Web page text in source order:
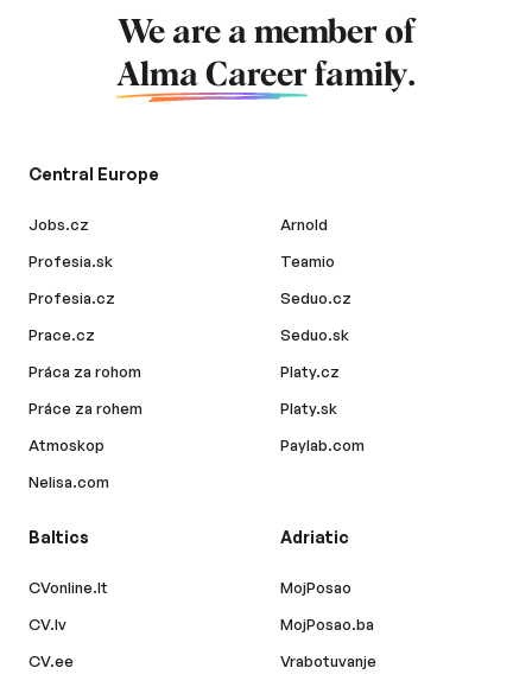
We are a member of
Alma Career family.
Central Europe
Jobs.cz
Profesia.sk
Profesia.cz
Prace.cz
Práca za rohom
Práce za rohem
Atmoskop
Nelisa.com
Arnold
Teamio
Seduo.cz
Seduo.sk
Platy.cz
Platy.sk
Paylab.com
Baltics
CVonline.lt
CV.lv
CV.ee
Adriatic
MojPosao
MojPosao.ba
Vrabotuvanje